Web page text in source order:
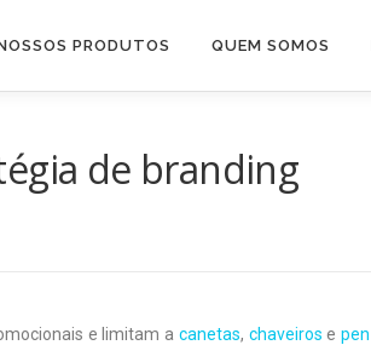
PRODUTOS QUEM SOMOS
de branding
e limitam a canetas, chaveiros e